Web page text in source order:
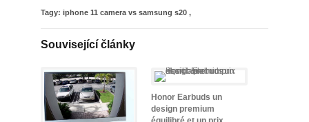
Tagy: iphone 11 camera vs samsung s20 ,
Související články
Honor Earbuds un
design premium